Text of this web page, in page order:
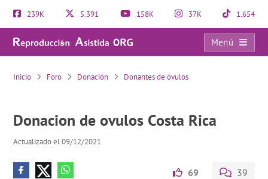
239K 5.391 158K 37K 1.654
Menú
Donacion de ovulos Costa Rica
Inicio Foro Donación Donantes de óvulos
Donacion de ovulos Costa Rica
Actualizado el 09/12/2021
69 39